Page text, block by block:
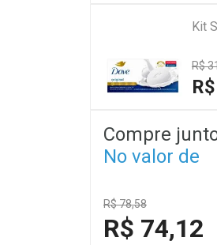
Kit
R$
Compre
No valor de
R$ 78,58
R$ 74,12